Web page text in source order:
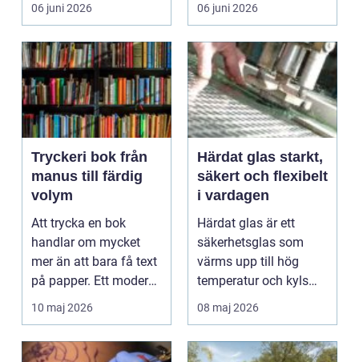
06 juni 2026
servic...
06 juni 2026
Tryckeri bok från
manus till färdig
volym
Att trycka en bok
handlar om mycket
mer än att bara få text
på papper. Ett modernt
tryckeri bok fung...
10 maj 2026
Härdat glas starkt,
säkert och flexibelt
i vardagen
Härdat glas är ett
säkerhetsglas som
värms upp till hög
temperatur och kyls
snabbt ned för att bli
08 maj 2026